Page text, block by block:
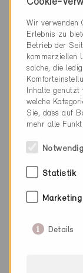
Wir verwenden
Erlebnis zu
Betrieb der
kommerziellen
solche, die
Inhalte genutzt
welche
Sie, dass auf
mehr alle
Notwendig
Statistik
Marketing
Details